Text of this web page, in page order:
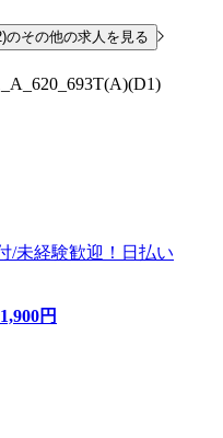
その他の求人を見る
/未経験歓迎！日払い
1,900円